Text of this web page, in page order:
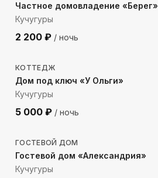
Частное домовладение «Берег»
Кучугуры
2 200 ₽ / ночь
298м до моря
КОТТЕДЖ
Дом под ключ «У Ольги»
Кучугуры
5 000 ₽ / ночь
74 м до моря
ГОСТЕВОЙ ДОМ
Гостевой дом «Александрия»
Кучугуры